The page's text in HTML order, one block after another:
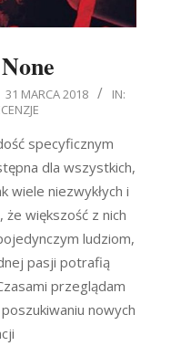
31 MARCA 2018
IN:
specyficznym
dla wszystkich,
wiele niezwykłych i
większość z nich
ludziom,
pasji potrafią
przeglądam
nowych